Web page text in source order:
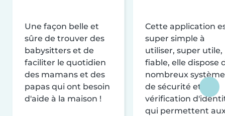
Une façon belle et
sûre de trouver des
babysitters et de
faciliter le quotidien
des mamans et des
papas qui ont besoin
d'aide à la maison !
Cette application
super simple à
utiliser, super utile,
fiable, elle dispose
nombreux
de sécurité et de
vérification
qui permettent